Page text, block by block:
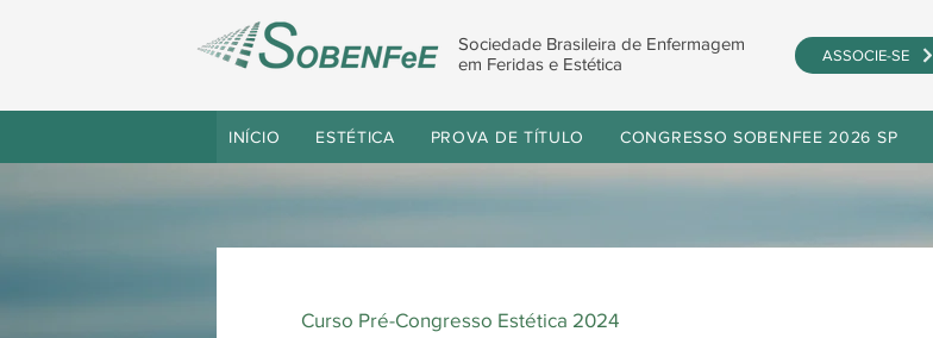
Sociedade Brasileira de Enfermagem
em Feridas e Estética
ASSOCIE-SE
INÍCIO ESTÉTICA PROVA DE TÍTULO CONGRESSO SOBENFEE 2026 SP
Curso Pré-Congresso Estética 2024